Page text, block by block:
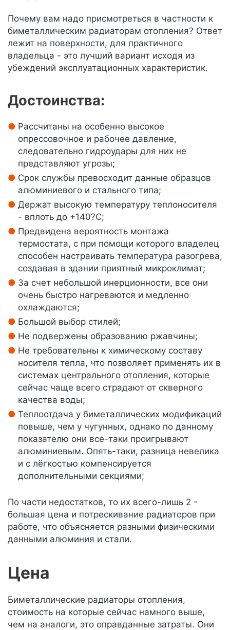
Почему вам надо присмотреться в частности к
биметаллическим радиаторам отопления? Ответ
лежит на поверхности, для практичного
владельца - это лучший вариант исходя из
убеждений эксплуатационных характеристик.
Достоинства:
Рассчитаны на особенно высокое
опрессовочное и рабочее давление,
следовательно гидроудары для них не
представляют угрозы;
Срок службы превосходит данные образцов
алюминиевого и стального типа;
Держат высокую температуру теплоносителя
- вплоть до +140?С;
Предвидена вероятность монтажа
термостата, с при помощи которого владелец
способен настраивать температура разогрева,
создавая в здании приятный микроклимат;
За счет небольшой инерционности, все они
очень быстро нагреваются и медленно
охлаждаются;
Большой выбор стилей;
Не подвержены образованию ржавчины;
Не требовательны к химическому составу
носителя тепла, что позволяет применять их в
системах центрального отопления, которые
сейчас чаще всего страдают от скверного
качества воды;
Теплоотдача у биметаллических модификаций
повыше, чем у чугунных, однако по данному
показателю они все-таки проигрывают
алюминиевым. Опять-таки, разница невелика
и с лёгкостью компенсируется
дополнительными секциями;
По части недостатков, то их всего-лишь 2 -
большая цена и потрескивание радиаторов при
работе, что объясняется разными физическими
данными алюминия и стали.
Цена
Биметаллические радиаторы отопления,
стоимость на которые сейчас намного выше,
чем на аналоги, это оправданные затраты. Они